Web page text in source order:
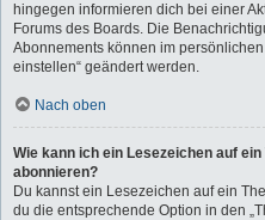
hingegen informieren dich bei einer
Forums des Boards. Die
Abonnements können im
einstellen“ geändert werden.
Nach oben
Wie kann ich ein Lesezeichen auf
abonnieren?
Du kannst ein Lesezeichen auf ein
du die entsprechende Option in den